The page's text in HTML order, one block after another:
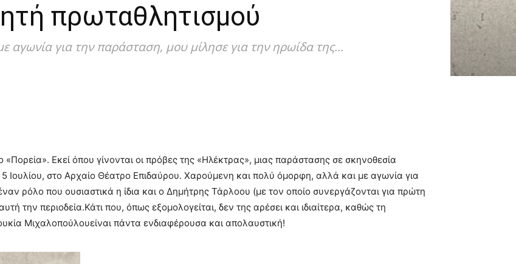
πρωταθλητισμού
αγωνία για την παράσταση, μου μίλησε για την ηρωίδα της...
Εκεί όπου γίνονται οι πρόβες της «Ηλέκτρας», μιας παράστασης σε σκηνοθεσία
Ιουλίου, στο Αρχαίο Θέατρο Επιδαύρου. Χαρούμενη και πολύ όμορφη, αλλά και με αγωνία για
ρόλο που ουσιαστικά η ίδια και ο Δημήτρης Τάρλοου (με τον οποίο συνεργάζονται για πρώτη
την περιοδεία.Κάτι που, όπως εξομολογείται, δεν της αρέσει και ιδιαίτερα, καθώς τη
Μιχαλοπούλουείναι πάντα ενδιαφέρουσα και απολαυστική!